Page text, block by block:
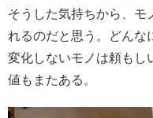
そうした気持ちから、モ
れるのだと思う。どんな
変化しないモノは頼もし
値もまたある。